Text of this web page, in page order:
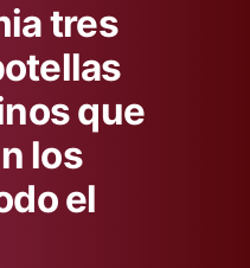
tres
que
los
el